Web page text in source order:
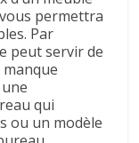
permettra
Par
peut servir de
manque
qui
ou un modèle